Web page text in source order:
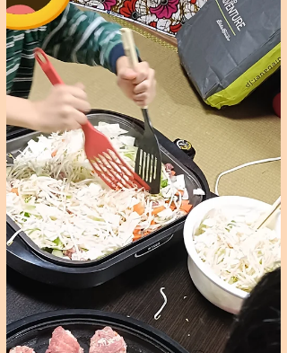
一環で お手伝いをしてくれました！！...